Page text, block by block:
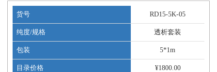
货号 RD15-5K-05
纯度/规格 透析套装
包装 5*1m
目录价格 ¥1800.00